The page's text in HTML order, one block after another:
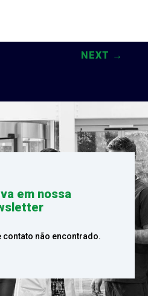
NEXT →
em nossa
não encontrado.